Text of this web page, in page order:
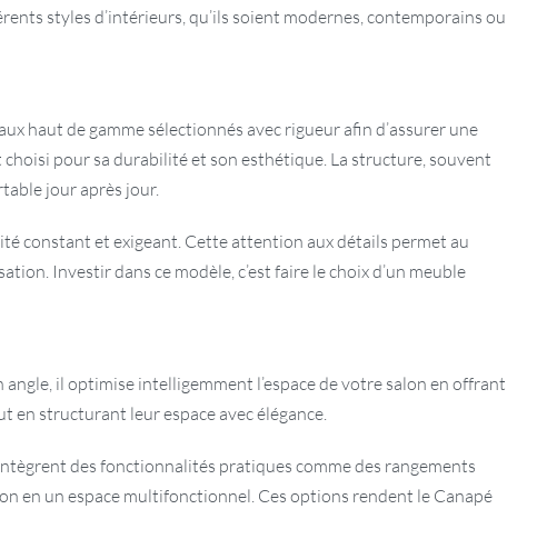
styles d’intérieurs, qu’ils soient modernes, contemporains ou
haut de gamme sélectionnés avec rigueur afin d’assurer une
pour sa durabilité et son esthétique. La structure, souvent
jour après jour.
constant et exigeant. Cette attention aux détails permet au
Investir dans ce modèle, c’est faire le choix d’un meuble
il optimise intelligemment l’espace de votre salon en offrant
en structurant leur espace avec élégance.
des fonctionnalités pratiques comme des rangements
en un espace multifonctionnel. Ces options rendent le Canapé